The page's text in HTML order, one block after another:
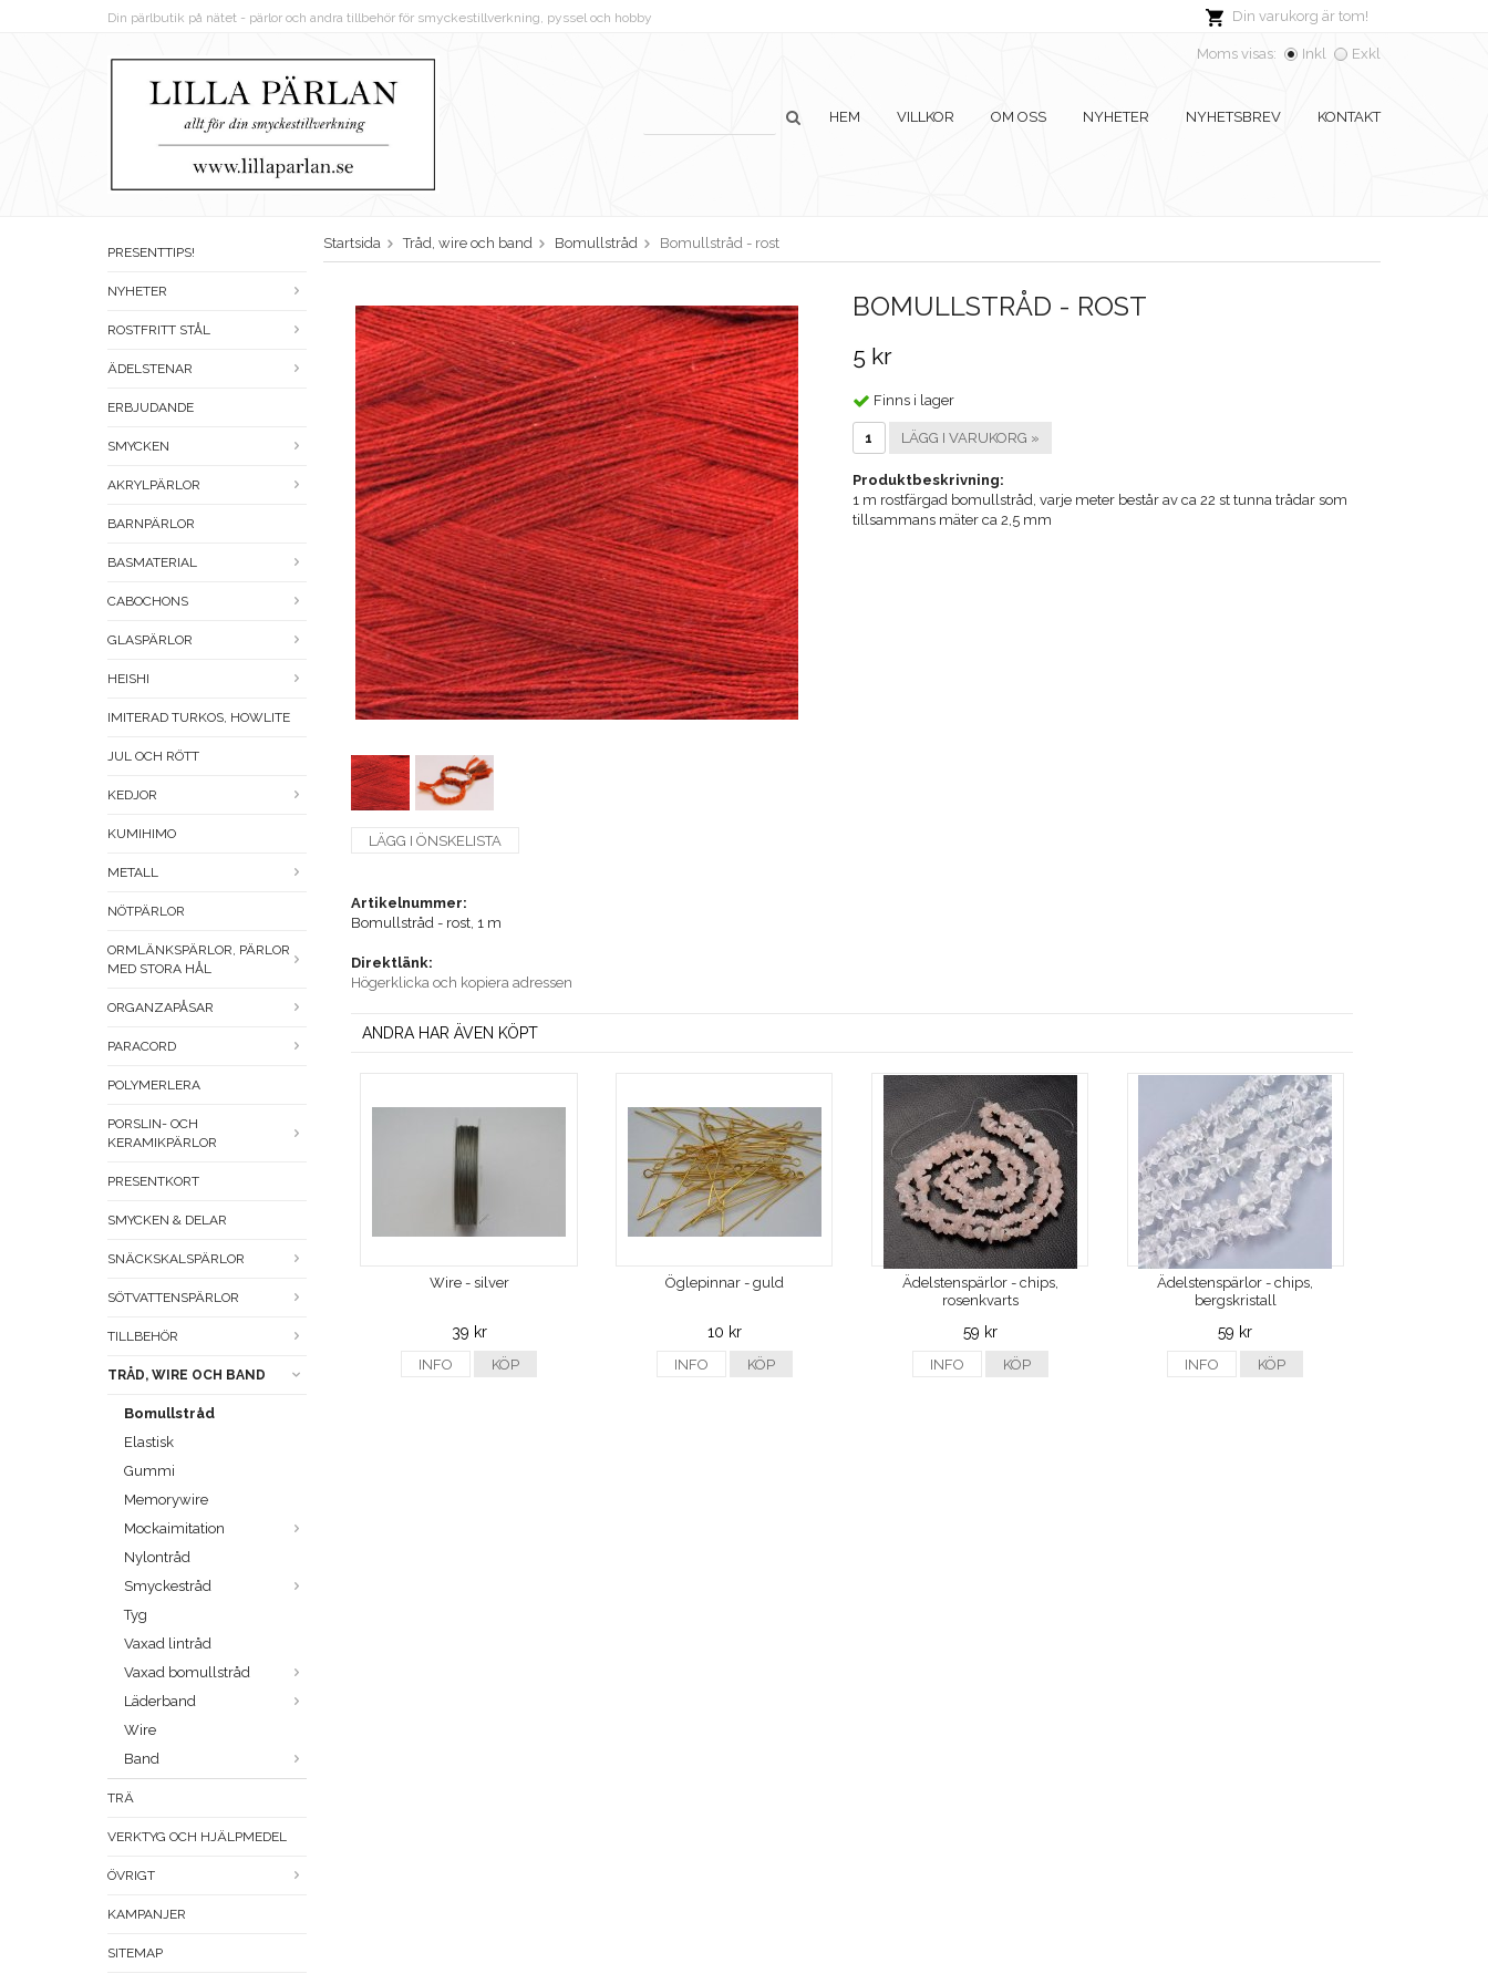
Din varukorg är tom!
Din pärlbutik på nätet - pärlor och andra tillbehör för smyckestillverkning, pyssel och hobby
Moms visas: Inkl Exkl
HEM VILLKOR OM OSS NYHETER NYHETSBREV KONTAKT
PRESENTTIPS!
NYHETER
ROSTFRITT STÅL
ÄDELSTENAR
ERBJUDANDE
SMYCKEN
AKRYLPÄRLOR
BARNPÄRLOR
BASMATERIAL
CABOCHONS
GLASPÄRLOR
HEISHI
IMITERAD TURKOS, HOWLITE
JUL OCH RÖTT
KEDJOR
KUMIHIMO
METALL
NÖTPÄRLOR
ORMLÄNKSPÄRLOR, PÄRLOR
MED STORA HÅL
ORGANZAPÅSAR
PARACORD
POLYMERLERA
PORSLIN- OCH
KERAMIKPÄRLOR
PRESENTKORT
SMYCKEN & DELAR
SNÄCKSKALSPÄRLOR
SÖTVATTENSPÄRLOR
TILLBEHÖR
TRÅD, WIRE OCH BAND
Bomullstråd
Elastisk
Gummi
Memorywire
Mockaimitation
Nylontråd
Smyckestråd
Tyg
Vaxad lintråd
Vaxad bomullstråd
Läderband
Wire
Band
TRÄ
VERKTYG OCH HJÄLPMEDEL
ÖVRIGT
KAMPANJER
SITEMAP
Startsida Tråd, wire och band Bomullstråd Bomullstråd - rost
BOMULLSTRÅD - ROST
5 kr
Finns i lager
LÄGG I VARUKORG »
Produktbeskrivning:
1 m rostfärgad bomullstråd, varje meter består av ca 22 st tunna trådar som
tillsammans mäter ca 2,5 mm
LÄGG I ÖNSKELISTA
Artikelnummer:
Bomullstråd - rost, 1 m
Direktlänk:
Högerklicka och kopiera adressen
ANDRA HAR ÄVEN KÖPT
Wire - silver
39 kr
INFO KÖP
Öglepinnar - guld
10 kr
INFO KÖP
Ädelstenspärlor - chips,
rosenkvarts
59 kr
INFO KÖP
Ädelstenspärlor - chips,
bergskristall
59 kr
INFO KÖP